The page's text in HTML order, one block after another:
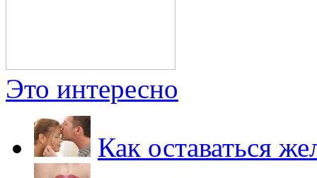
Это интересно
Как оставаться